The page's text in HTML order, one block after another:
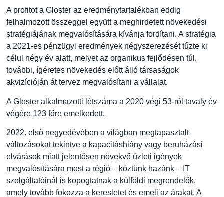
A profitot a Gloster az eredménytartalékban eddig
felhalmozott összeggel együtt a meghirdetett növekedési
stratégiájának megvalósítására kívánja fordítani. A stratégia
a 2021-es pénzügyi eredmények négyszerezését tűzte ki
célul négy év alatt, melyet az organikus fejlődésen túl,
további, ígéretes növekedés előtt álló társaságok
akvizícióján át tervez megvalósítani a vállalat.
A Gloster alkalmazotti létszáma a 2020 végi 53-ról tavaly év
végére 123 főre emelkedett.
2022. első negyedévében a világban megtapasztalt
változásokat tekintve a kapacitáshiány vagy beruházási
elvárások miatt jelentősen növekvő üzleti igények
megvalósítására most a régió – köztünk hazánk – IT
szolgáltatóinál is kopogtatnak a külföldi megrendelők,
amely tovább fokozza a keresletet és emeli az árakat. A